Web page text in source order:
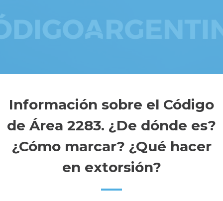
Información sobre el Código
de Área 2283. ¿De dónde es?
¿Cómo marcar? ¿Qué hacer
en extorsión?